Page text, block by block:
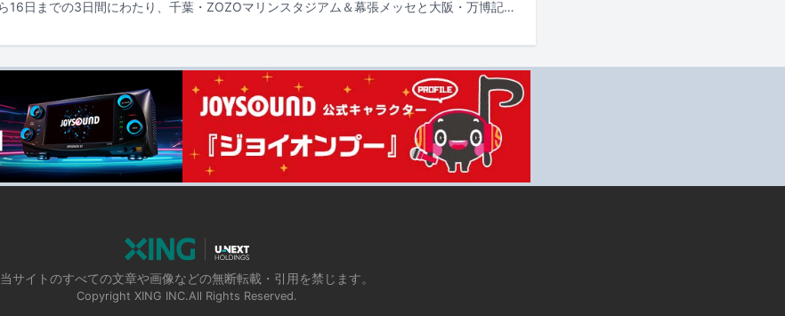
8月14日から16日までの3日間にわたり、千葉・ZOZOマリンスタジアム＆幕張メッセと大阪・万博記念公園で行われる音楽フェスティバル「SUMMER SONIC 2026」の追加出演アーティストが発表された。
当サイトのすべての文章や画像などの無断転載・引用を禁じます。
Copyright XING INC.All Rights Reserved.